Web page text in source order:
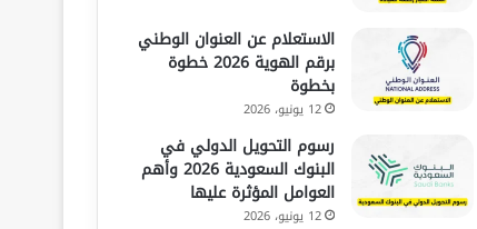
الاستعلام عن العنوان الوطني
برقم الهوية 2026 خطوة
بخطوة
12 يونيو، 2026
رسوم التحويل الدولي في
البنوك السعودية 2026 وأهم
العوامل المؤثرة عليها
12 يونيو، 2026